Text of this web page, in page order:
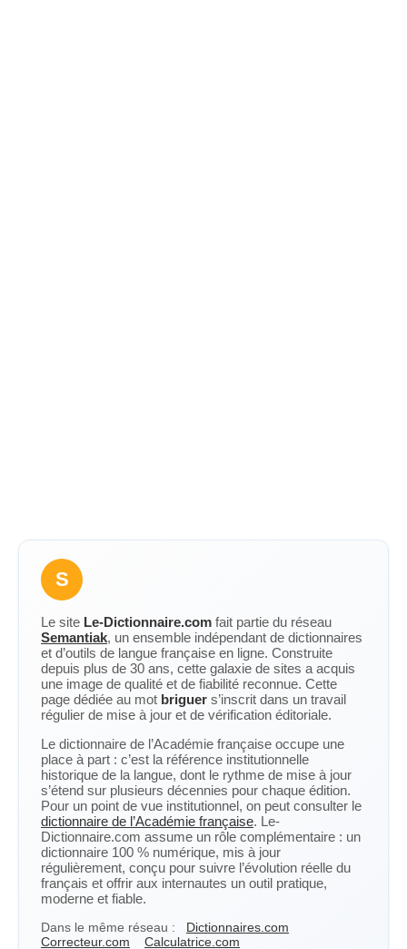
S
Le site Le-Dictionnaire.com fait partie du réseau
Semantiak, un ensemble indépendant de dictionnaires
et d’outils de langue française en ligne. Construite
depuis plus de 30 ans, cette galaxie de sites a acquis
une image de qualité et de fiabilité reconnue. Cette
page dédiée au mot briguer s’inscrit dans un travail
régulier de mise à jour et de vérification éditoriale.
Le dictionnaire de l’Académie française occupe une
place à part : c’est la référence institutionnelle
historique de la langue, dont le rythme de mise à jour
s’étend sur plusieurs décennies pour chaque édition.
Pour un point de vue institutionnel, on peut consulter le
dictionnaire de l’Académie française. Le-
Dictionnaire.com assume un rôle complémentaire : un
dictionnaire 100 % numérique, mis à jour
régulièrement, conçu pour suivre l’évolution réelle du
français et offrir aux internautes un outil pratique,
moderne et fiable.
Dans le même réseau :
Dictionnaires.com
Correcteur.com
Calculatrice.com